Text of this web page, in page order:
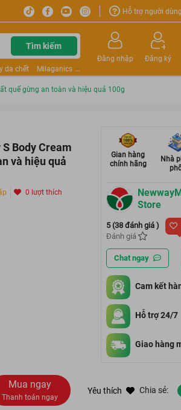
Hỗ trợ người dùng
Tìm kiếm
da chết
Milaganics
Đăng nhập Đăng ký
quế gừng an toàn và hiệu quả 100g
Body Cream
và hiệu quả
0 lượt thích
Gian hàng
chính hãng
Nhà
Store
5 (38 đánh giá )
Đánh giá
Chat ngay
Cam kết
Hỗ trợ 24/7
Giao hàng
Mua ngay
Thanh toán ngay
Yêu thích Chia sẻ: